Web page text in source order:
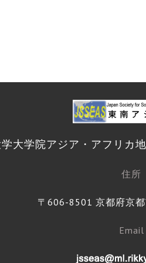
大学院アジア・アフリカ
住所
〒606-8501 京都府京
Email